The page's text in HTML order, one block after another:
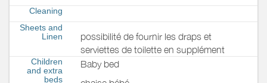
Cleaning
Sheets and
Linen
possibilité de fournir les draps et
serviettes de toilette en supplément
Children
and extra
beds
Baby bed